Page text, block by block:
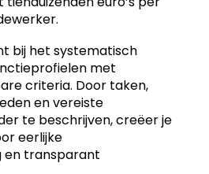
bij het systematisch
met
criteria. Door taken,
en vereiste
te beschrijven, creëer je
eerlijke
en transparant